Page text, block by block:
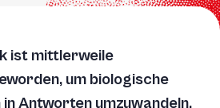
ist mittlerweile
um biologische
Antworten umzuwandeln.